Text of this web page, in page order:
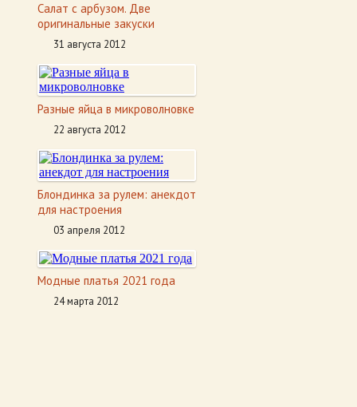
Салат с арбузом. Две
оригинальные закуски
31 августа 2012
Разные яйца в микроволновке
22 августа 2012
Блондинка за рулем: анекдот
для настроения
03 апреля 2012
Модные платья 2021 года
24 марта 2012